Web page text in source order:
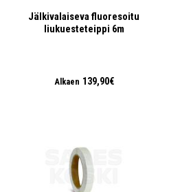
Jälkivalaiseva fluoresoitu
liukuesteteippi 6m
Alkaen 139,90€